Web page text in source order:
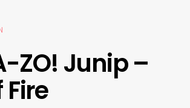
ZO! Junip –
Fire